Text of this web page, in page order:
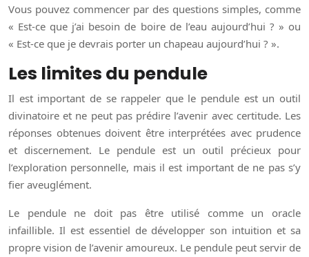
Vous pouvez commencer par des questions simples, comme
« Est-ce que j’ai besoin de boire de l’eau aujourd’hui ? » ou
« Est-ce que je devrais porter un chapeau aujourd’hui ? ».
Les limites du pendule
Il est important de se rappeler que le pendule est un outil
divinatoire et ne peut pas prédire l’avenir avec certitude. Les
réponses obtenues doivent être interprétées avec prudence
et discernement. Le pendule est un outil précieux pour
l’exploration personnelle, mais il est important de ne pas s’y
fier aveuglément.
Le pendule ne doit pas être utilisé comme un oracle
infaillible. Il est essentiel de développer son intuition et sa
propre vision de l’avenir amoureux. Le pendule peut servir de